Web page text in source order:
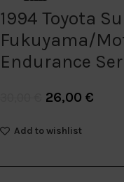
1994 Toyota
Fukuyama/
Endurance
26,00 €
Add to wishlist